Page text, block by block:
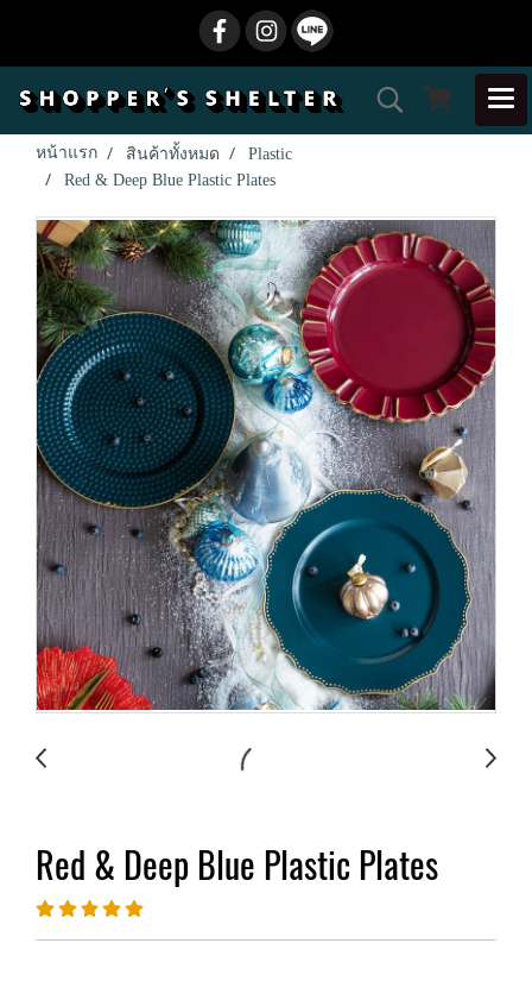
หน้าแรก สินค้าทั้งหมด
Plastic
Red & Deep Blue Plastic Plates
Red & Deep Blue Plastic Plates